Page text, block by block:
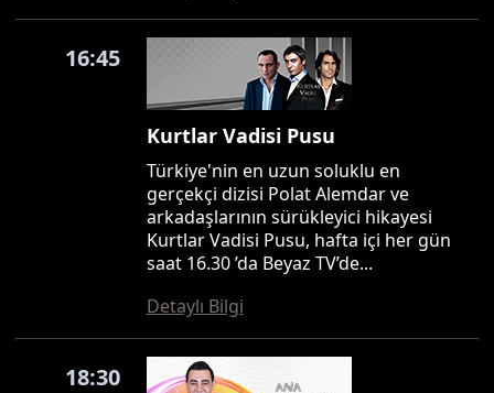
16:45
Kurtlar Vadisi Pusu
Türkiye'nin en uzun soluklu en
gerçekçi dizisi Polat Alemdar ve
arkadaşlarının sürükleyici hikayesi
Kurtlar Vadisi Pusu, hafta içi her gün
saat 16.30 ’da Beyaz TV’de...
Detaylı Bilgi
18:30